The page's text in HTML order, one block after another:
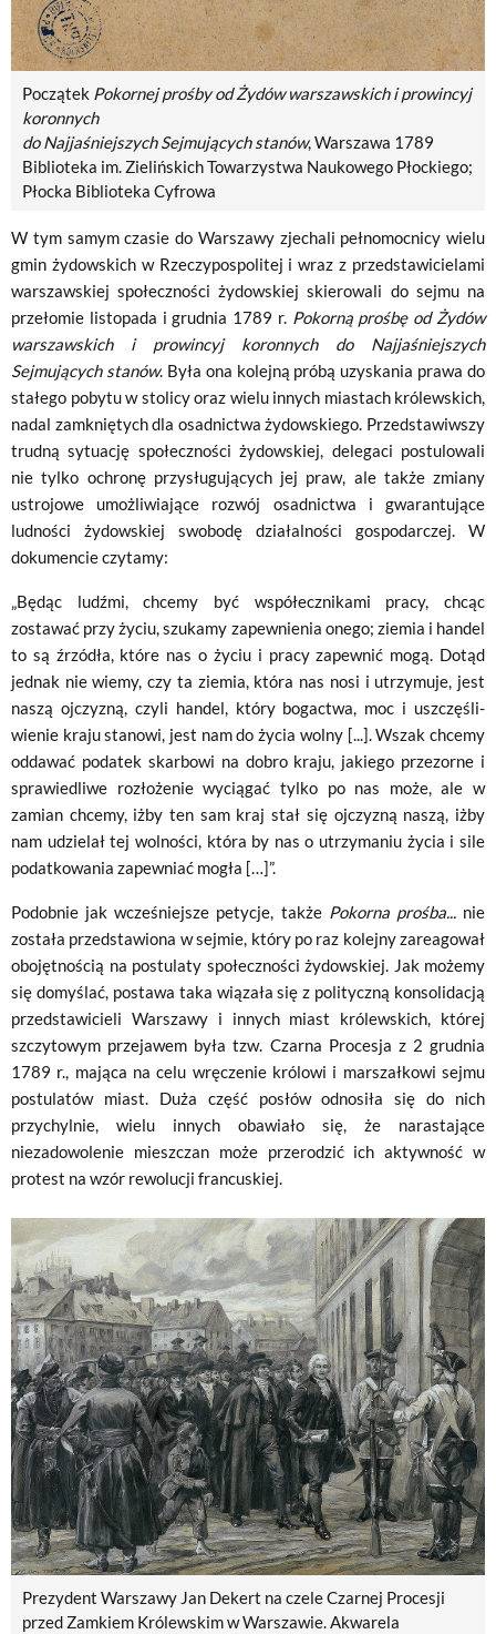
Początek Pokornej prośby od Żydów warszawskich i prowincyj
koronnych
do Najjaśniejszych Sejmujących stanów, Warszawa 1789
Biblioteka im. Zielińskich Towarzystwa Naukowego Płockiego;
Płocka Biblioteka Cyfrowa
W tym samym czasie do Warszawy zjechali pełnomocnicy wielu
gmin żydowskich w Rzeczypospolitej i wraz z przedstawicielami
warszawskiej społeczności żydowskiej skierowali do sejmu na
przełomie listopada i grudnia 1789 r. Pokorną prośbę od Żydów
warszawskich i prowincyj koronnych do Najjaśniejszych
Sejmujących stanów. Była ona kolejną próbą uzyskania prawa do
stałego pobytu w stolicy oraz wielu innych miastach królewskich,
nadal zamkniętych dla osadnictwa żydowskiego. Przedstawiwszy
trudną sytuację społeczności żydowskiej, delegaci postulowali
nie tylko ochronę przysługujących jej praw, ale także zmiany
ustrojowe umożliwiające rozwój osadnictwa i gwarantujące
ludności żydowskiej swobodę działalności gospodarczej. W
dokumencie czytamy:
„Będąc ludźmi, chcemy być współecznikami pracy, chcąc
zostawać przy życiu, szukamy zapewnienia onego; ziemia i handel
to są źrzódła, które nas o życiu i pracy zapewnić mogą. Dotąd
jednak nie wiemy, czy ta ziemia, która nas nosi i utrzymuje, jest
naszą ojczyzną, czyli handel, który bogactwa, moc i uszczęśli­
wienie kraju stanowi, jest nam do życia wolny [...]. Wszak chcemy
odda­wać podatek skarbowi na dobro kraju, jakiego przezorne i
sprawiedliwe rozło­żenie wyciągać tylko po nas może, ale w
zamian chcemy, iżby ten sam kraj stał się ojczyzną naszą, iżby
nam udzielał tej wolności, która by nas o utrzyma­niu życia i sile
podatkowania zapewniać mogła […]”.
Podobnie jak wcześniejsze petycje, także Pokorna prośba...
nie
została przedstawiona w sejmie, który po raz kolejny zareagował
obojętnością na postulaty społeczności żydowskiej. Jak możemy
się domyślać, postawa taka wiązała się z polityczną konsolidacją
przedstawicieli Warszawy i innych miast królewskich, której
szczytowym przejawem była tzw. Czarna Procesja z 2 grudnia
1789 r., mająca na celu wręczenie królowi i marszałkowi sejmu
postulatów miast. Duża część posłów odnosiła się do nich
przychylnie, wielu innych obawiało się, że narastające
niezadowolenie mieszczan może przerodzić ich aktywność w
protest na wzór rewolucji francuskiej.
Prezydent Warszawy Jan Dekert na czele Czarnej Procesji
przed Zamkiem Królewskim w Warszawie. Akwarela